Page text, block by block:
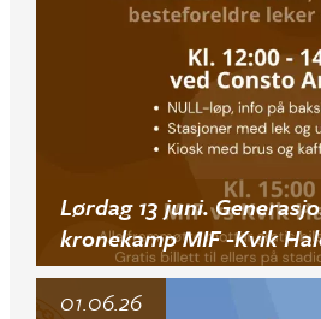
Lørdag 13 juni.
kronekamp MIF -Kvik
01.06.26